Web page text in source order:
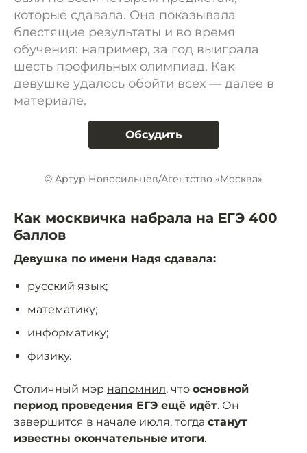
которые сдавала. Она показывала
блестящие результаты и во время
обучения: например, за год выиграла
шесть профильных олимпиад. Как
девушке удалось обойти всех — далее в
материале.
Обсудить
© Артур Новосильцев/Агентство «Москва»
Как москвичка набрала на ЕГЭ 400
баллов
Девушка по имени Надя сдавала:
русский язык;
математику;
информатику;
физику.
Столичный мэр напомнил, что основной
период проведения ЕГЭ ещё идёт. Он
завершится в начале июля, тогда станут
известны окончательные итоги.